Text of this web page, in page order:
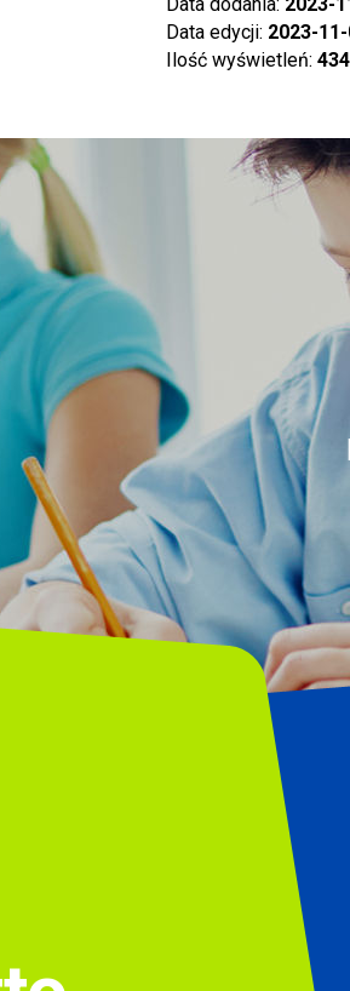
Data edycji: 2023-
Ilość wyświetleń: 434